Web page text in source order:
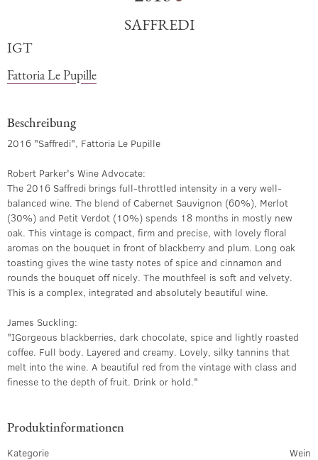
SAFFREDI
IGT
Fattoria Le Pupille
Beschreibung
2016 "Saffredi", Fattoria Le Pupille
Robert Parker's Wine Advocate:
The 2016 Saffredi brings full-throttled intensity in a very well-
balanced wine. The blend of Cabernet Sauvignon (60%), Merlot
(30%) and Petit Verdot (10%) spends 18 months in mostly new
oak. This vintage is compact, firm and precise, with lovely floral
aromas on the bouquet in front of blackberry and plum. Long oak
toasting gives the wine tasty notes of spice and cinnamon and
rounds the bouquet off nicely. The mouthfeel is soft and velvety.
This is a complex, integrated and absolutely beautiful wine.
James Suckling:
"IGorgeous blackberries, dark chocolate, spice and lightly roasted
coffee. Full body. Layered and creamy. Lovely, silky tannins that
melt into the wine. A beautiful red from the vintage with class and
finesse to the depth of fruit. Drink or hold."
Produktinformationen
Kategorie
Wein